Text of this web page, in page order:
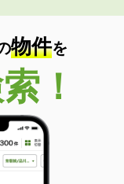
物件を
！